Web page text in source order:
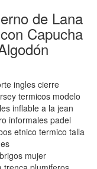
de Lana
Capucha
ingles cierre
termicos modelo
inflable a la jean
informales padel
etnico termico talla
mujer